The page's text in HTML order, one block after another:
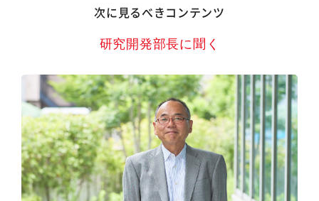
次に見るべきコンテンツ
研究開発部長に聞く